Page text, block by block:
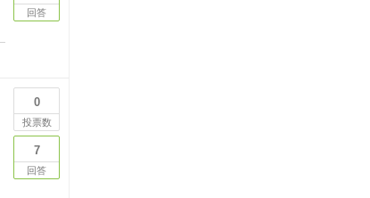
回答
0
投票数
7
回答